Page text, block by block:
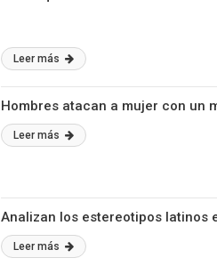
Leer más
Hombres atacan a mujer con un
Leer más
Analizan los estereotipos latinos
Leer más